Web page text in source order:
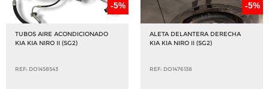
-5%
TUBOS AIRE ACONDICIONADO
KIA KIA NIRO II (SG2)
REF: DO1458543
-5%
ALETA DELANTERA DERECHA
KIA KIA NIRO II (SG2)
REF: DO1476138